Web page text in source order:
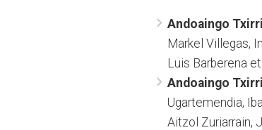
Andoaingo
Markel Villegas,
Luis Barberena
Andoaingo
Ugartemendia,
Aitzol Zuriarrain,